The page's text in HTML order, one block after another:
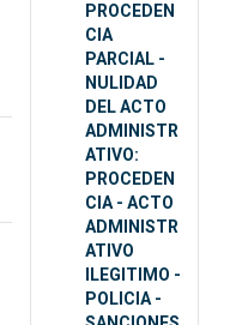
PROCEDEN
CIA
PARCIAL -
NULIDAD
DEL ACTO
ADMINISTR
ATIVO:
PROCEDEN
CIA - ACTO
ADMINISTR
ATIVO
ILEGITIMO -
POLICIA -